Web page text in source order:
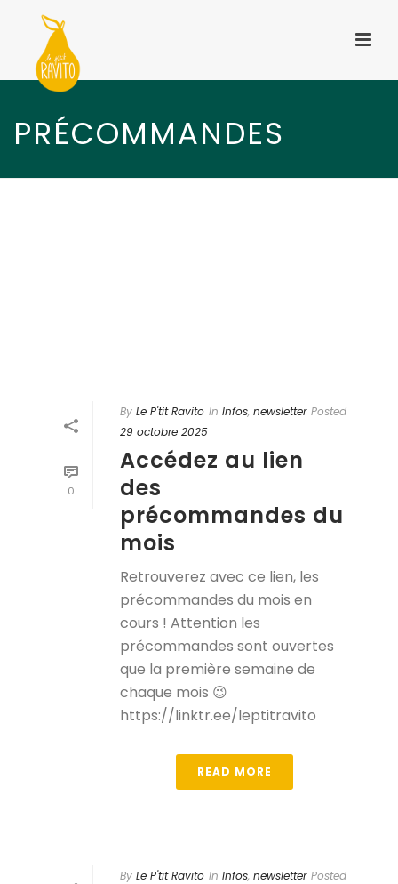
PRÉCOMMANDES
0
By Le P'tit Ravito In Infos, newsletter Posted
29 octobre 2025
Accédez au lien
des
précommandes du
mois
Retrouverez avec ce lien, les
précommandes du mois en
cours ! Attention les
précommandes sont ouvertes
que la première semaine de
chaque mois 😉
https://linktr.ee/leptitravito
READ MORE
By Le P'tit Ravito In Infos, newsletter Posted